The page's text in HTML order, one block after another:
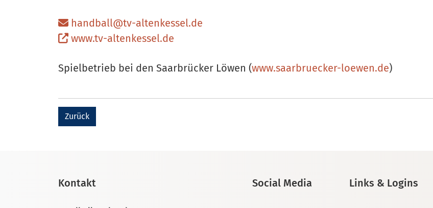
handball@tv-altenkessel.de
www.tv-altenkessel.de
Spielbetrieb bei den Saarbrücker Löwen (www.saarbruecker-loewen.de)
Zurück
Kontakt Social Media Links & Logins